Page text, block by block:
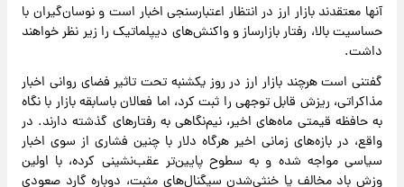
آنها معتقدند بازار ارز در انتظار اعتبارسنجی اخبار است و نوسان‌گیران با
حساسیت بالا، رفتار بازارساز و واکنش‌های دیپلماتیک را زیر نظر خواهند
داشت.
گفتنی است هرچند بازار ارز در روز یکشنبه تحت تاثیر فضای روانی اخبار
مذاکراتی، ریزش قابل‌ توجهی را ثبت کرد، اما فعالان باسابقه بازار با نگاه
به حافظه قیمتی ماه‌های اخیر، نیم‌نگاهی به رفتارهای گذشته دارند. در
واقع، در بازه‌های زمانی اخیر هرگاه دلار با چنین فشاری از سوی اخبار
سیاسی مواجه شده و به سطوح پایین‌تر عقب‌نشینی کرده، با اولین
وزش باد مخالف یا خنثی‌شدن سیگنال‌های مثبت، دوباره گارد صعودی